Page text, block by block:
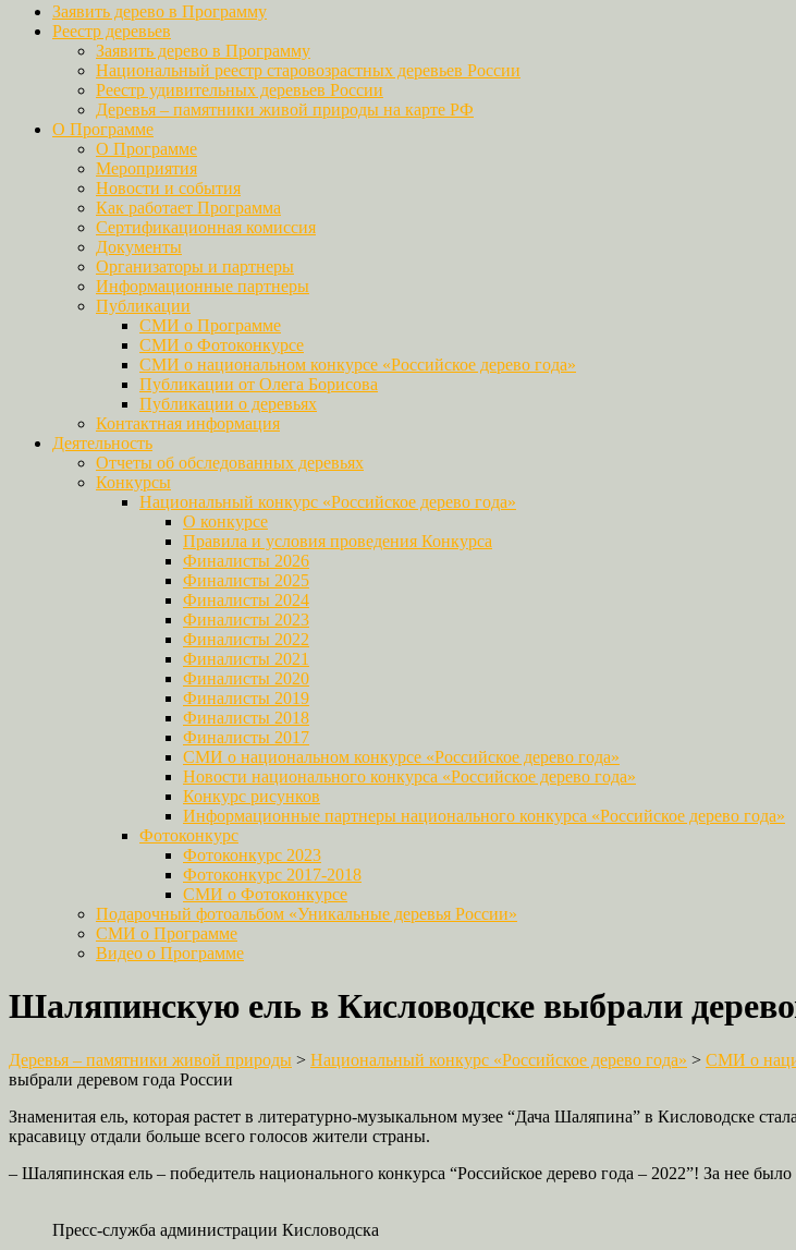
Заявить дерево в Программу
Реестр деревьев
Заявить дерево в Программу
Национальный реестр старовозрастных деревьев России
Реестр удивительных деревьев России
Деревья – памятники живой природы на карте РФ
О Программе
О Программе
Мероприятия
Новости и события
Как работает Программа
Сертификационная комиссия
Документы
Организаторы и партнеры
Информационные партнеры
Публикации
СМИ о Программе
СМИ о Фотоконкурсе
СМИ о национальном конкурсе «Российское дерево года»
Публикации от Олега Борисова
Публикации о деревьях
Контактная информация
Деятельность
Отчеты об обследованных деревьях
Конкурсы
Национальный конкурс «Российское дерево года»
О конкурсе
Правила и условия проведения Конкурса
Финалисты 2026
Финалисты 2025
Финалисты 2024
Финалисты 2023
Финалисты 2022
Финалисты 2021
Финалисты 2020
Финалисты 2019
Финалисты 2018
Финалисты 2017
СМИ о национальном конкурсе «Российское дерево года»
Новости национального конкурса «Российское дерево года»
Конкурс рисунков
Информационные партнеры национального конкурса «Российское дерево года»
Фотоконкурс
Фотоконкурс 2023
Фотоконкурс 2017-2018
СМИ о Фотоконкурсе
Подарочный фотоальбом «Уникальные деревья России»
СМИ о Программе
Видео о Программе
Шаляпинскую ель в Кисловодске выбрали
Деревья – памятники живой природы > Национальный конкурс «Российское дерево года» > СМИ о
выбрали деревом года России
Знаменитая ель, которая растет в литературно-музыкальном музее “Дача Шаляпина” в Кисловодске
красавицу отдали больше всего голосов жители страны.
– Шаляпинская ель – победитель национального конкурса “Российское дерево года – 2022”! За нее
Пресс-служба администрации Кисловодска